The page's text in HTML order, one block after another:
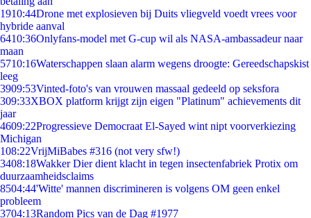
1910:44Drone met explosieven bij Duits vliegveld voedt vrees voor
hybride aanval
6410:36Onlyfans-model met G-cup wil als NASA-ambassadeur naar
maan
5710:16Waterschappen slaan alarm wegens droogte: Gereedschapskist
leeg
3909:53Vinted-foto's van vrouwen massaal gedeeld op seksfora
309:33XBOX platform krijgt zijn eigen "Platinum" achievements dit
jaar
4609:22Progressieve Democraat El-Sayed wint nipt voorverkiezing
Michigan
108:22VrijMiBabes #316 (not very sfw!)
3408:18Wakker Dier dient klacht in tegen insectenfabriek Protix om
duurzaamheidsclaims
8504:44'Witte' mannen discrimineren is volgens OM geen enkel
probleem
3704:13Random Pics van de Dag #1977